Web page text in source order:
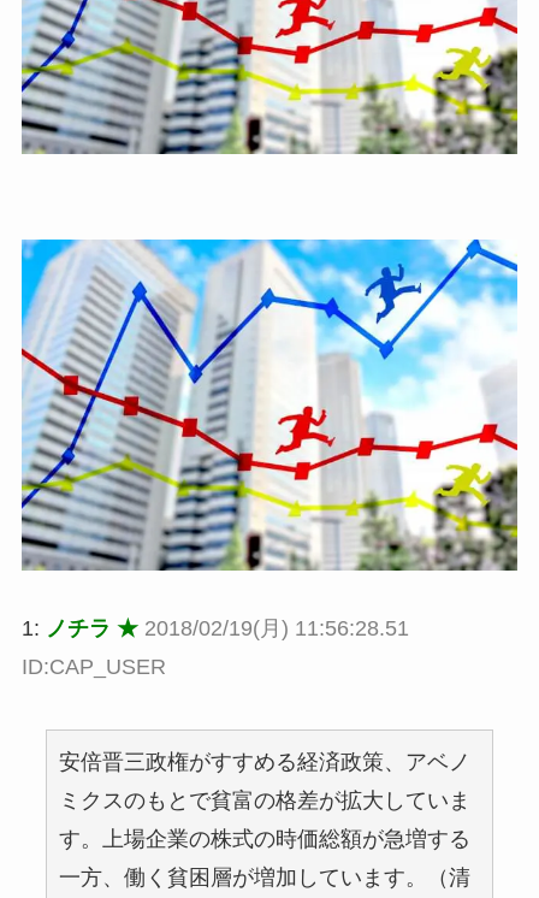
1: ノチラ ★ 2018/02/19(月) 11:56:28.51
ID:CAP_USER
安倍晋三政権がすすめる経済政策、アベノ
ミクスのもとで貧富の格差が拡大していま
す。上場企業の株式の時価総額が急増する
一方、働く貧困層が増加しています。（清